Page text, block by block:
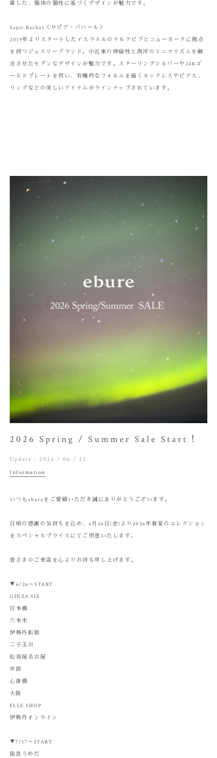
Look
Journal
Contact
重した、個体の個性に基づくデザインが魅力です。
Sapir Bachar＜サピア・バハール＞
2019年よりスタートしたイスラエルのテルアビブとニューヨークに拠点
を持つジュエリーブランド。中近東の神秘性と西洋のミニマリズムを融
合させたモダンなデザインが魅力です。スターリングシルバーや24Kゴ
ールドプレートを用い、有機的なフォルムを描くネックレスやピアス、
リングなどの美しいアイテムがラインナップされています。
2026 Spring / Summer Sale Start！
Update :2026 / 06 / 25
Information
いつもebureをご愛顧いただき誠にありがとうございます。
日頃の感謝の気持ちを込め、6月26日(金)より2026年春夏のコレクション
をスペシャルプライスにてご用意いたします。
皆さまのご来店を心よりお待ち申し上げます。
▼6/26～START
GINZA SIX
日本橋
六本木
伊勢丹新宿
二子玉川
松坂屋名古屋
京都
心斎橋
大阪
ELLE SHOP
伊勢丹オンライン
▼7/17～START
阪急うめだ